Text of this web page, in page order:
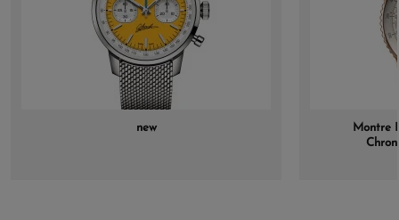
new
Montre